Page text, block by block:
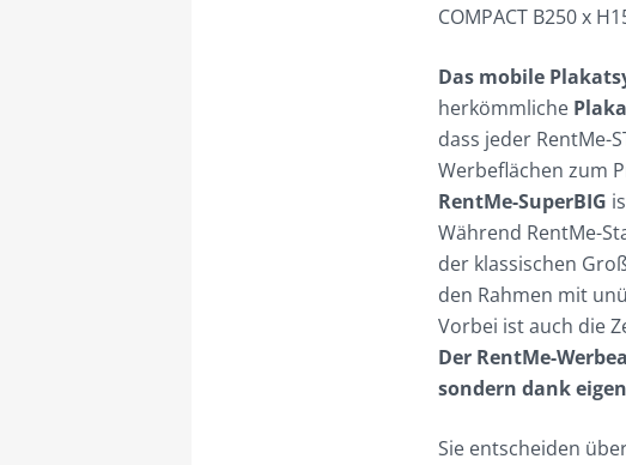
COMPACT B250 x
Das mobile
herkömmliche
dass jeder RentMe-
Werbeflächen zum
RentMe-SuperBIG
Während RentMe-
der klassischen
den Rahmen mit
Vorbei ist auch die
Der RentMe-
sondern dank
Sie entscheiden